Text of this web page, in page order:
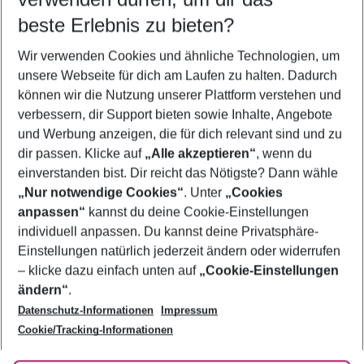
5-8 Nächte
2 Erwachsene Keine Kinder
Mehr Filter anzeigen
Footer
Footer navigation
Über uns
AGB
Bestpreisgarantie
Cookie-Einstellungen ändern
Cookie-Richtlinie
Agenturbetreuung
Barrierefreies Reisen
Folge uns
beste Erlebnis zu bieten?
Wir verwenden Cookies und ähnliche Technologien, um
unsere Webseite für dich am Laufen zu halten. Dadurch
können wir die Nutzung unserer Plattform verstehen und
verbessern, dir Support bieten sowie Inhalte, Angebote
und Werbung anzeigen, die für dich relevant sind und zu
dir passen. Klicke auf „Alle akzeptieren“, wenn du
einverstanden bist. Dir reicht das Nötigste? Dann wähle
„Nur notwendige Cookies“. Unter „Cookies
anpassen“ kannst du deine Cookie-Einstellungen
individuell anpassen. Du kannst deine Privatsphäre-
Einstellungen natürlich jederzeit ändern oder widerrufen
– klicke dazu einfach unten auf „Cookie-Einstellungen
ändern“.
Datenschutz-Informationen
Impressum
Cookie/Tracking-Informationen